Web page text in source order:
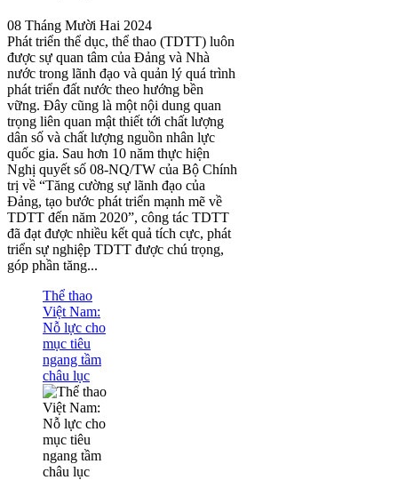
08 Tháng Mười Hai 2024
Phát triển thể dục, thể thao (TDTT) luôn
được sự quan tâm của Đảng và Nhà
nước trong lãnh đạo và quản lý quá trình
phát triển đất nước theo hướng bền
vững. Đây cũng là một nội dung quan
trọng liên quan mật thiết tới chất lượng
dân số và chất lượng nguồn nhân lực
quốc gia. Sau hơn 10 năm thực hiện
Nghị quyết số 08-NQ/TW của Bộ Chính
trị về “Tăng cường sự lãnh đạo của
Đảng, tạo bước phát triển mạnh mẽ về
TDTT đến năm 2020”, công tác TDTT
đã đạt được nhiều kết quả tích cực, phát
triển sự nghiệp TDTT được chú trọng,
góp phần tăng...
Thể thao
Việt Nam:
Nỗ lực cho
mục tiêu
ngang tầm
châu lục